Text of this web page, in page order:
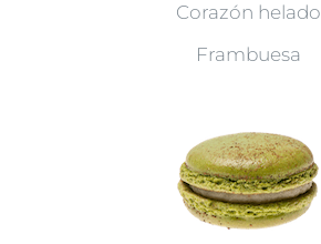
Corazón helado
Frambuesa